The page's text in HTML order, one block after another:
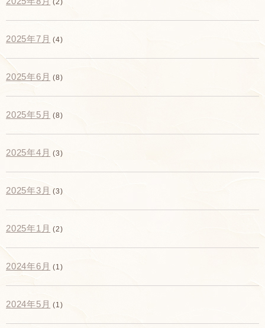
2025年7月 (4)
2025年6月 (8)
2025年5月 (8)
2025年4月 (3)
2025年3月 (3)
2025年1月 (2)
2024年6月 (1)
2024年5月 (1)